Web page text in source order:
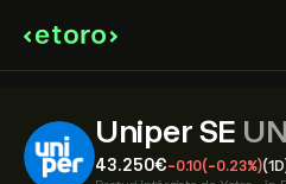
Uniper SE
43.250‎€‎-0.10(-0.23%)